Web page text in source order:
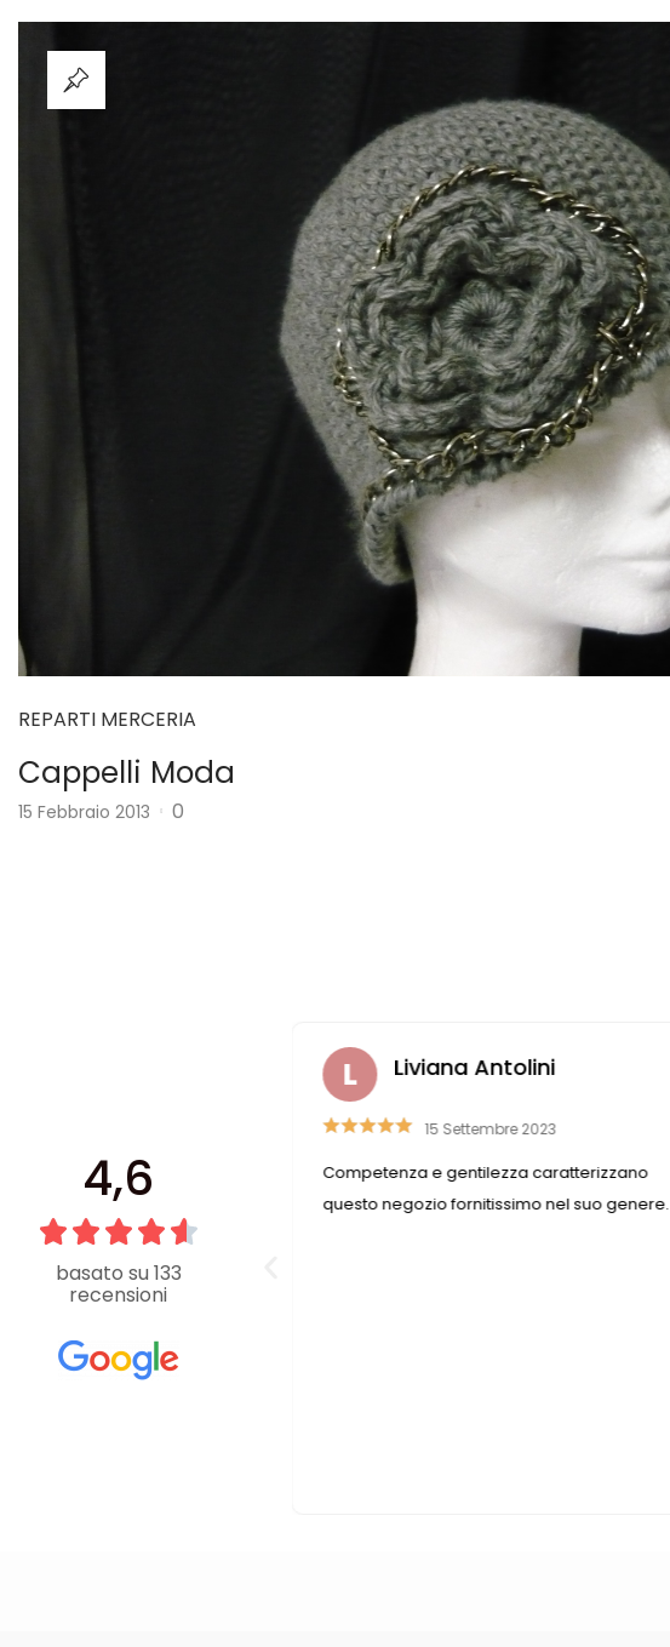
REPARTI MERCERIA
Cappelli Moda
15 Febbraio 2013 0
4,6
basato su 133
recensioni
, ottimo
accessori moda , le titolari
i bottoni sono
complimenti ,per me è un
un negozio così ben gestito
Liviana Antolini
15 Settembre 2023
Competenza e gentilezza caratterizzano
questo negozio fornitissimo nel suo genere.